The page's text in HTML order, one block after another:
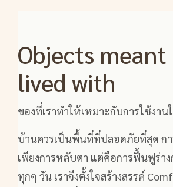
Objects
lived with
ของที่เราทำให้เหมาะกับการใช้งา
บ้านควรเป็นพื้นที่ที่ปลอดภัยที่สุด ก
เพียงการหลับตา แต่คือการฟื้นฟูร่า
ทุกๆ วัน เราจึงตั้งใจสร้างสรรค์